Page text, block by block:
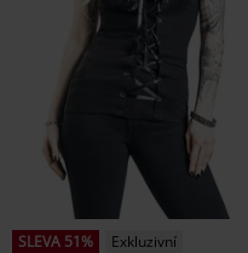
SLEVA 51%
Exkluzivní